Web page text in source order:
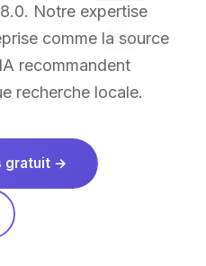
Notre expertise
comme la source
recommandent
recherche locale.
gratuit →